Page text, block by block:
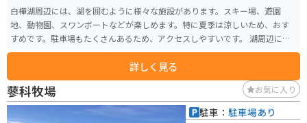
白樺湖周辺には、湖を囲むように様々な施設があります。スキー場、遊園
地、動物園、スワンボートなどが楽しめます。特に夏季は涼しいため、おす
すめです。駐車場もたくさんあるため、アクセスしやすいです。 湖周辺には
ホテルもあり、宿泊しながらの旅行にも最適です。バイクでのツーリングの
際には、ぜひ立ち寄って、白樺湖周辺の素晴らしい景色とアクティビティを
楽しんでください。
詳しく見る
蓼科牧場 お気に入り
駐車： 駐車場あり